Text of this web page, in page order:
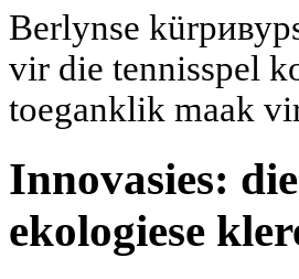
Berlynse
vir die tennisspel
toeganklik maak
Innovasies:
ekologiese